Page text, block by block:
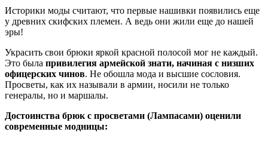
Историки моды считают, что первые нашивки появились еще
у древних скифских племен. А ведь они жили еще до нашей
эры!
Украсить свои брюки яркой красной полосой мог не каждый.
Это была привилегия армейской знати, начиная с низших
офицерских чинов. Не обошла мода и высшие сословия.
Просветы, как их называли в армии, носили не только
генералы, но и маршалы.
Достоинства брюк с просветами (Лампасами) оценили
современные модницы: